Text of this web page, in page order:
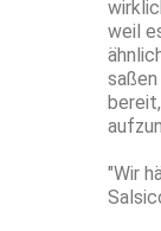
weil
"Wir